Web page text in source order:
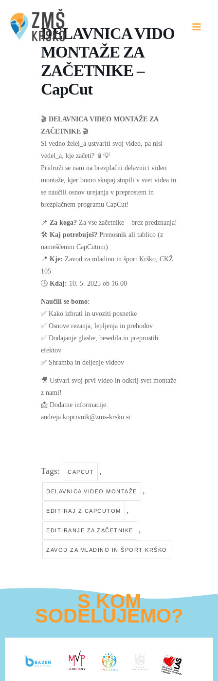
content
DELAVNICA VIDO
MONTAŽE ZA
ZAČETNIKE –
CapCut
🎬 DELAVNICA VIDEO MONTAŽE ZA
ZAČETNIKE 🎬
Si vedno želel_a ustvariti svoj video, pa nisi
vedel_a, kje začeti? 📱💡
Pridruži se nam na brezplačni delavnici video
montaže, kjer bomo skupaj stopili v svet videa in
se naučili osnov urejanja v preprostem in
brezplačnem programu CapCut!
📌 Za koga? Za vse začetnike – brez predznanja!
🛠️ Kaj potrebuješ? Prenosnik ali tablico (z
nameščenim CapCutom)
📍 Kje: Zavod za mladino in šport Krško, CKŽ
105
🕒 Kdaj: 10. 5. 2025 ob 16.00
Naučili se bomo:
✅ Kako izbrati in uvoziti posnetke
✅ Osnove rezanja, lepljenja in prehodov
✅ Dodajanje glasbe, besedila in preprostih
efektov
✅ Shramba in deljenje videov
🎥 Ustvari svoj prvi video in odkrij svet montaže
z nami!
📩 Dodatne informacije:
andreja.koprivnik@zms-krsko.si
Tags: CAPCUT ,
DELAVNICA VIDEO MONTAŽE ,
EDITIRAJ Z CAPCUTOM ,
EDITIRANJE ZA ZAČETNIKE ,
ZAVOD ZA MLADINO IN ŠPORT KRŠKO
S KOM
SODELUJEMO?